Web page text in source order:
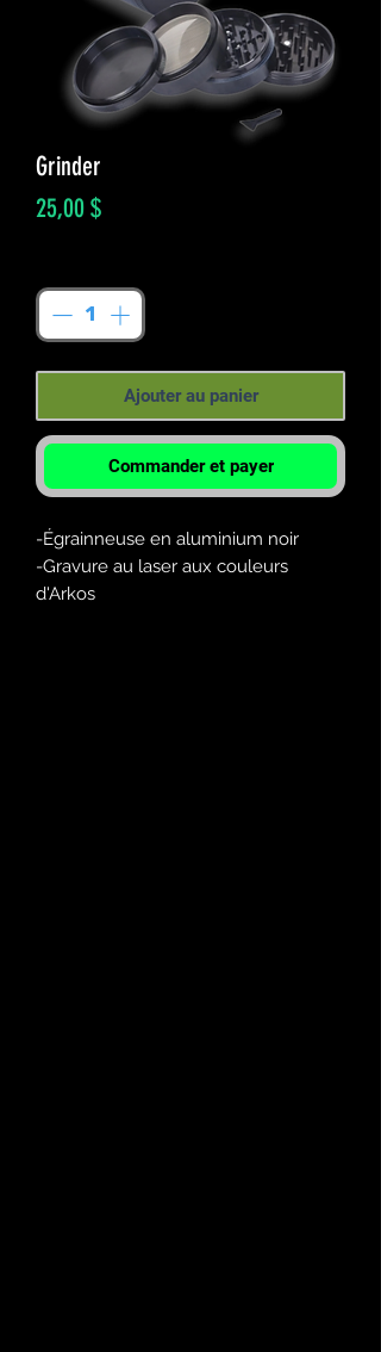
Grinder
25,00 $Prix
Ajouter au panier
Commander et payer
-Égrainneuse en aluminium noir
-Gravure au laser aux couleurs
d'Arkos